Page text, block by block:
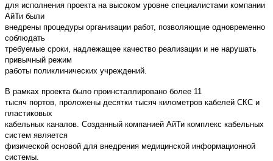
для исполнения проекта на высоком уровне специалистами компании
АйТи были
внедрены процедуры организации работ, позволяющие одновременно
соблюдать
требуемые сроки, надлежащее качество реализации и не нарушать
привычный режим
работы поликлинических учреждений.
В рамках проекта было проинсталлировано более 11
тысяч портов, проложены десятки тысяч километров кабелей СКС и
пластиковых
кабельных каналов. Созданный компанией АйТи комплекс кабельных
систем является
физической основой для внедрения медицинской информационной
системы.